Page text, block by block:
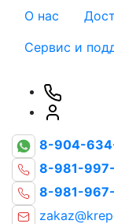
О нас
Сервис и
8-904-
8-981-
8-981-